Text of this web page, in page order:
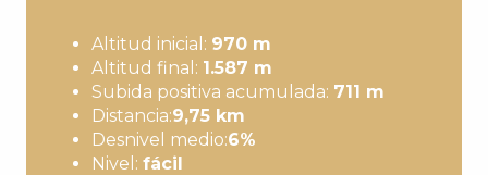
Altitud inicial: 970 m
Altitud final: 1.587 m
Subida positiva acumulada: 711 m
Distancia:9,75 km
Desnivel medio:6%
Nivel: fácil